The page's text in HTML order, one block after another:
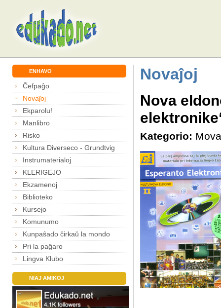
ENHAVO
Ĉefpaĝo
Novaĵoj
Ekparolu!
Manlibro
Risko
Kultura Diverseco - Grundtvig
Instrumaterialoj
KLERIGEJO
Ekzamenoj
Biblioteko
Kursejo
Komunumo
Kunpaŝado ĉirkaŭ la mondo
Pri la paĝaro
Lingva Klubo
NIAJ AMIKOJ
Novaĵoj
Nova
Kategorio: